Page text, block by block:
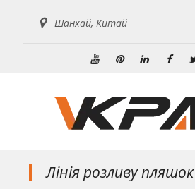
Шанхай, Китай
Лінія розливу пляшок